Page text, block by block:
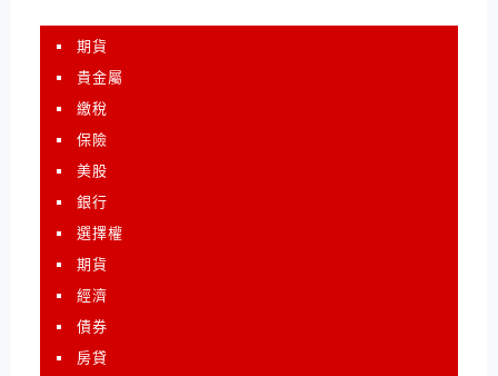
期貨
貴金屬
繳稅
保險
美股
銀行
選擇權
期貨
經濟
債券
房貸